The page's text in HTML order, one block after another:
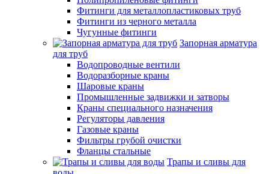
Фитинги для металлопластиковых труб
Фитинги из черного металла
Чугунные фитинги
Запорная арматура
для труб
Водопроводные вентили
Водоразборные краны
Шаровые краны
Промышленные задвижки и затворы
Краны специального назначения
Регуляторы давления
Газовые краны
Фильтры грубой очистки
Фланцы стальные
Трапы и сливы для